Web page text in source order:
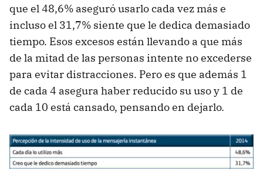
que el 48,6% aseguró usarlo cada vez más e
incluso el 31,7% siente que le dedica demasiado
tiempo. Esos excesos están llevando a que más
de la mitad de las personas intente no excederse
para evitar distracciones. Pero es que además 1
de cada 4 asegura haber reducido su uso y 1 de
cada 10 está cansado, pensando en dejarlo.